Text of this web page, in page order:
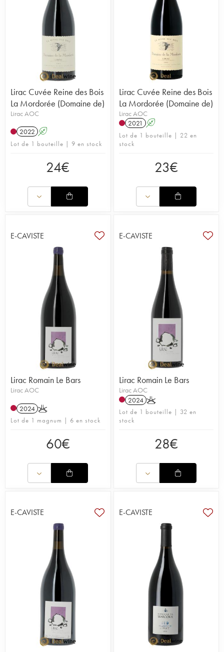
Lirac Cuvée Reine des Bois
La Mordorée (Domaine de)
Lirac AOC
2022 A
Lot de 1 bouteille | 9 en stock
24€
Lirac Cuvée Reine des Bois
La Mordorée (Domaine de)
Lirac AOC
2021 A
Lot de 1 bouteille | 22 en
stock
23€
E-CAVISTE
Lirac Romain Le Bars
Lirac AOC
2024 K
Lot de 1 magnum | 6 en stock
60€
E-CAVISTE
Lirac Romain Le Bars
Lirac AOC
2024 K
Lot de 1 bouteille | 32 en
stock
28€
E-CAVISTE E-CAVISTE